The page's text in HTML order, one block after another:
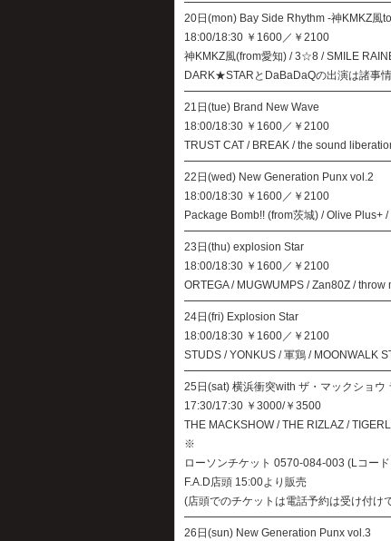
20日(mon) Bay Side Rhythm -神KMKZ風
18:00/18:30 ￥1600／￥2100
神KMKZ風(from愛知) / 3☆8 / SMILE
DARK★STARとDaBaDaQの出演は諸事
21日(tue) Brand New Wave
18:00/18:30 ￥1600／￥2100
TRUST CAT / BREAK / the sound
22日(wed) New Generation Punx vol.2
18:00/18:30 ￥1600／￥2100
Package Bomb!! (from茨城) / Olive Plus+
23日(thu) explosion Star
18:00/18:30 ￥1600／￥2100
ORTEGA / MUGWUMPS / Zan80Z / throw
24日(fri) Explosion Star
18:00/18:30 ￥1600／￥2100
STUDS / YONKUS / 軍鶏 / MOONWALK
25日(sat) 横浜衝突with ザ・マックショウ
17:30/17:30 ￥3000/￥3500
THE MACKSHOW / THE RIZLAZ /
※
ローソンチケット 0570-084-003 (Lコー
F.A.D店頭 15:00より販売
(店頭でのチケットは電話予約は受け付け
26日(sun) New Generation Punx vol.3